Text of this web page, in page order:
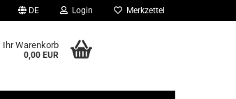
DE Login Merkzettel
Ihr Warenkorb
0,00 EUR